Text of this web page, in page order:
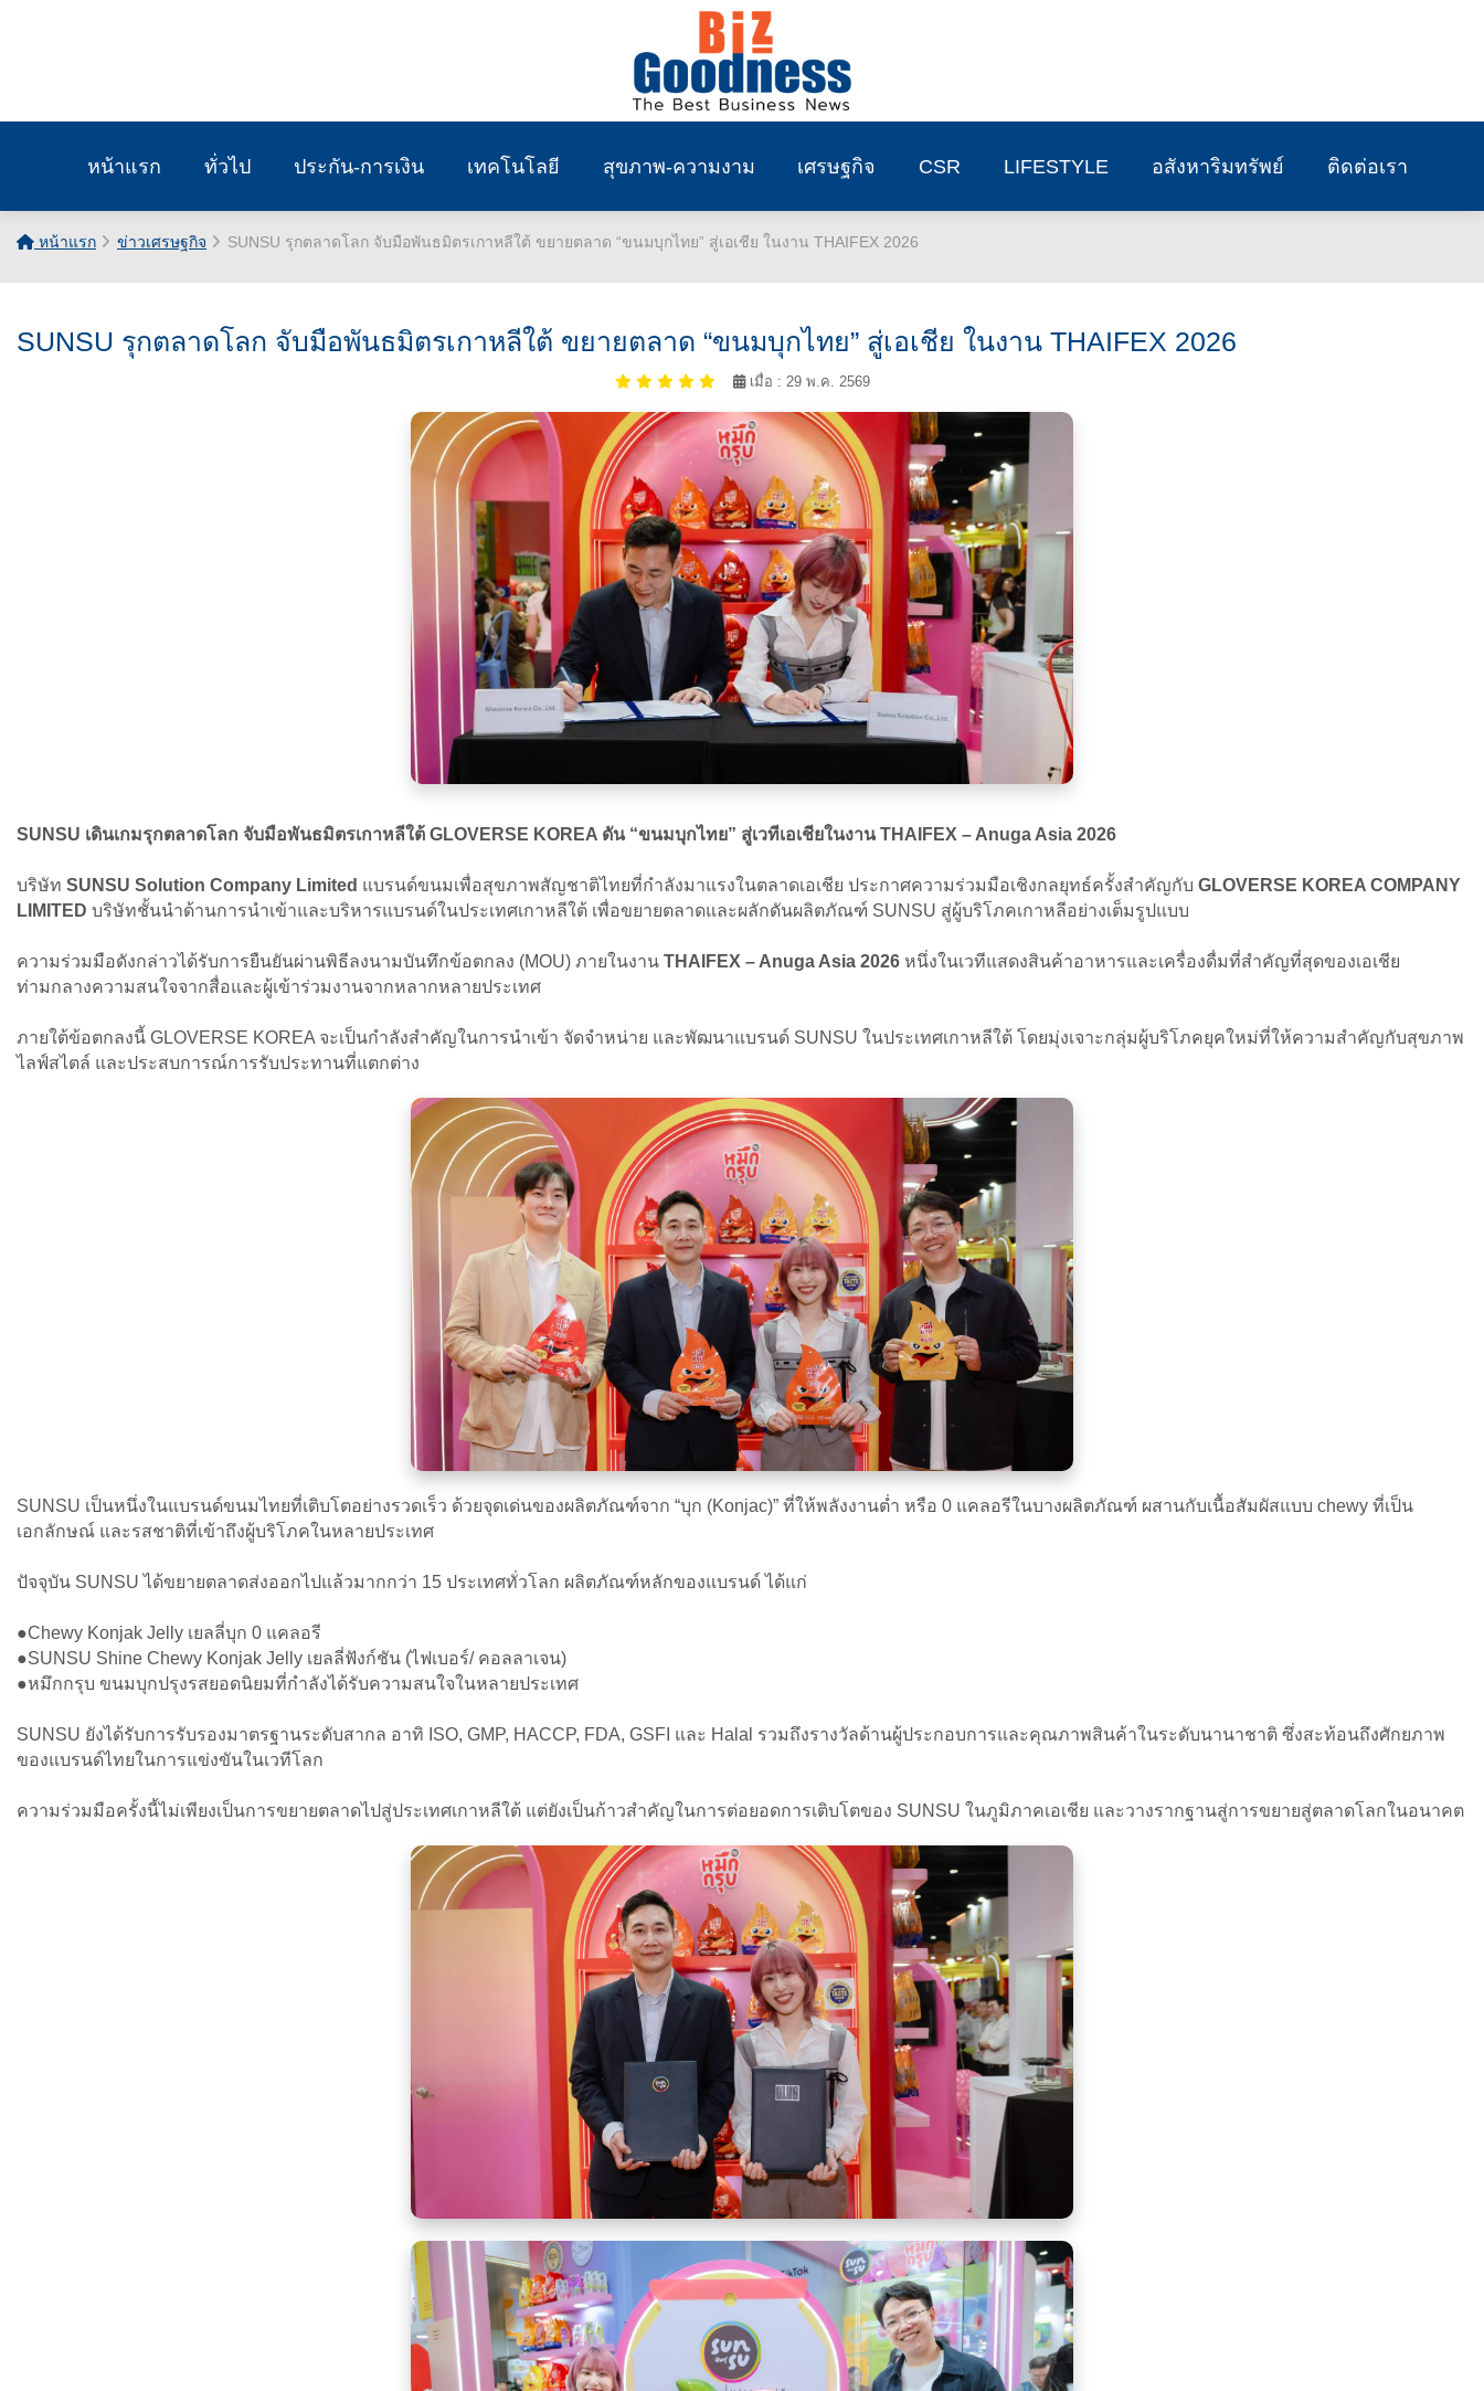
หน้าแรก ทั่วไป ประกัน-การเงิน เทคโนโลยี สุขภาพ-ความงาม เศรษฐกิจ CSR LIFESTYLE อสังหาริมทรัพย์ ติดต่อเรา
หน้าแรก ข่าวเศรษฐกิจ SUNSU รุกตลาดโลก จับมือพันธมิตรเกาหลีใต้ ขยายตลาด “ขนมบุกไทย” สู่เอเชีย ในงาน THAIFEX 2026
SUNSU รุกตลาดโลก จับมือพันธมิตรเกาหลีใต้ ขยายตลาด “ขนมบุกไทย” สู่เอเชีย ในงาน THAIFEX 2026
เมื่อ : 29 พ.ค. 2569
SUNSU เดินเกมรุกตลาดโลก จับมือพันธมิตรเกาหลีใต้ GLOVERSE KOREA ดัน “ขนมบุกไทย” สู่เวทีเอเชียในงาน THAIFEX – Anuga Asia 2026
บริษัท SUNSU Solution Company Limited แบรนด์ขนมเพื่อสุขภาพสัญชาติไทยที่กำลังมาแรงในตลาดเอเชีย ประกาศความร่วมมือเชิงกลยุทธ์ครั้งสำคัญกับ GLOVERSE KOREA COMPANY
LIMITED บริษัทชั้นนำด้านการนำเข้าและบริหารแบรนด์ในประเทศเกาหลีใต้ เพื่อขยายตลาดและผลักดันผลิตภัณฑ์ SUNSU สู่ผู้บริโภคเกาหลีอย่างเต็มรูปแบบ
ความร่วมมือดังกล่าวได้รับการยืนยันผ่านพิธีลงนามบันทึกข้อตกลง (MOU) ภายในงาน THAIFEX – Anuga Asia 2026 หนึ่งในเวทีแสดงสินค้าอาหารและเครื่องดื่มที่สำคัญที่สุดของเอเชีย
ท่ามกลางความสนใจจากสื่อและผู้เข้าร่วมงานจากหลากหลายประเทศ
ภายใต้ข้อตกลงนี้ GLOVERSE KOREA จะเป็นกำลังสำคัญในการนำเข้า จัดจำหน่าย และพัฒนาแบรนด์ SUNSU ในประเทศเกาหลีใต้ โดยมุ่งเจาะกลุ่มผู้บริโภคยุคใหม่ที่ให้ความสำคัญกับสุขภาพ
ไลฟ์สไตล์ และประสบการณ์การรับประทานที่แตกต่าง
SUNSU เป็นหนึ่งในแบรนด์ขนมไทยที่เติบโตอย่างรวดเร็ว ด้วยจุดเด่นของผลิตภัณฑ์จาก “บุก (Konjac)” ที่ให้พลังงานต่ำ หรือ 0 แคลอรีในบางผลิตภัณฑ์ ผสานกับเนื้อสัมผัสแบบ chewy ที่เป็น
เอกลักษณ์ และรสชาติที่เข้าถึงผู้บริโภคในหลายประเทศ
ปัจจุบัน SUNSU ได้ขยายตลาดส่งออกไปแล้วมากกว่า 15 ประเทศทั่วโลก ผลิตภัณฑ์หลักของแบรนด์ ได้แก่
●Chewy Konjak Jelly เยลลี่บุก 0 แคลอรี
●SUNSU Shine Chewy Konjak Jelly เยลลี่ฟังก์ชัน (ไฟเบอร์/ คอลลาเจน)
●หมึกกรุบ ขนมบุกปรุงรสยอดนิยมที่กำลังได้รับความสนใจในหลายประเทศ
SUNSU ยังได้รับการรับรองมาตรฐานระดับสากล อาทิ ISO, GMP, HACCP, FDA, GSFI และ Halal รวมถึงรางวัลด้านผู้ประกอบการและคุณภาพสินค้าในระดับนานาชาติ ซึ่งสะท้อนถึงศักยภาพ
ของแบรนด์ไทยในการแข่งขันในเวทีโลก
ความร่วมมือครั้งนี้ไม่เพียงเป็นการขยายตลาดไปสู่ประเทศเกาหลีใต้ แต่ยังเป็นก้าวสำคัญในการต่อยอดการเติบโตของ SUNSU ในภูมิภาคเอเชีย และวางรากฐานสู่การขยายสู่ตลาดโลกในอนาคต